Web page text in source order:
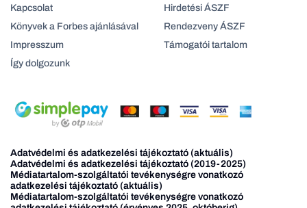
Kapcsolat
Könyvek a Forbes ajánlásával
Impresszum
Így dolgozunk
Hirdetési ÁSZF
Rendezveny ÁSZF
Támogatói tartalom
Adatvédelmi és adatkezelési tájékoztató (aktuális)
Adatvédelmi és adatkezelési tájékoztató (2019-2025)
Médiatartalom-szolgáltatói tevékenységre vonatkozó
adatkezelési tájékoztató (aktuális)
Médiatartalom-szolgáltatói tevékenységre vonatkozó